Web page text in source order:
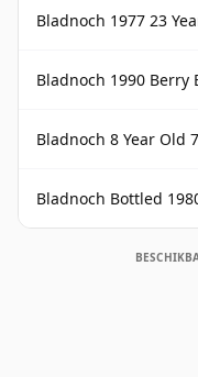
Bladnoch 1977 23
Bladnoch 1990 Berry
Bladnoch 8 Year Old
Bladnoch Bottled